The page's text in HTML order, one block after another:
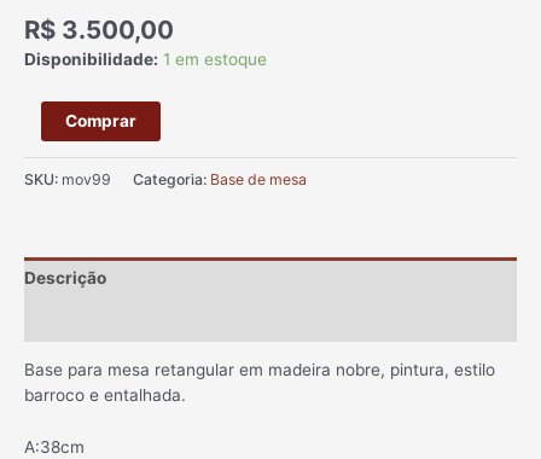
R$ 3.500,00
Disponibilidade: 1 em estoque
Comprar
SKU: mov99 Categoria: Base de mesa
Descrição
Base para mesa retangular em madeira nobre, pintura, estilo
barroco e entalhada.
A:38cm